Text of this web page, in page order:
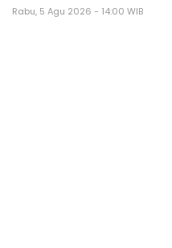
Rabu, 5 Agu 2026 - 14:00 WIB